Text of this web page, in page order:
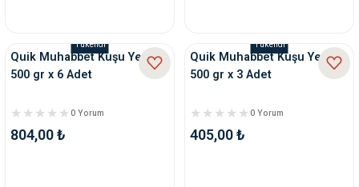
Tükendi
Quik Muhabbet Kuşu Yemi
500 gr x 6 Adet
0 Yorum
804,00 ₺
Tükendi
Quik Muhabbet Kuşu Yemi
500 gr x 3 Adet
0 Yorum
405,00 ₺